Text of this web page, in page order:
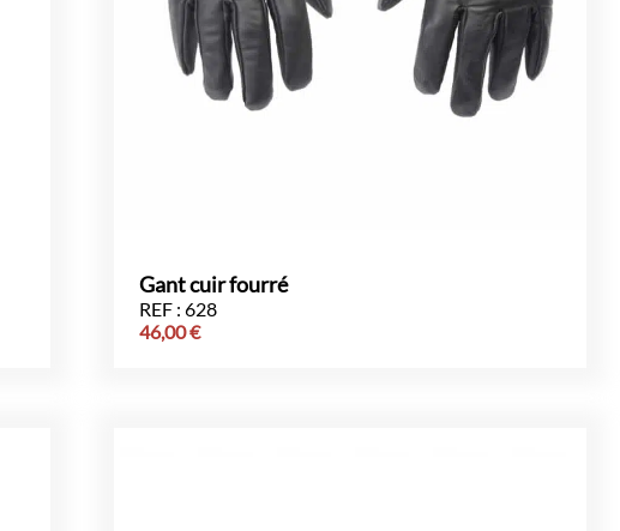
Gant cuir fourré
REF : 628
46,00€